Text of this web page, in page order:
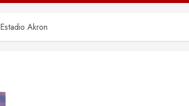
Estadio Akron